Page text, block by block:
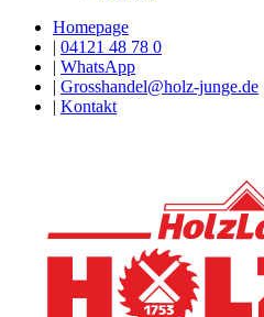
Homepage
| 04121 48 78 0
| WhatsApp
| Grosshandel@holz-junge.de
| Kontakt